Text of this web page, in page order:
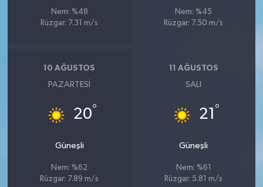
Nem: %48
Rüzgar: 7.31 m/s
Nem: %45
Rüzgar: 7.50 m/s
10 AĞUSTOS
PAZARTESI
20°
Güneşli
Nem: %62
Rüzgar: 7.89 m/s
11 AĞUSTOS
SALI
21 °
Güneşli
Nem: %61
Rüzgar: 5.81 m/s